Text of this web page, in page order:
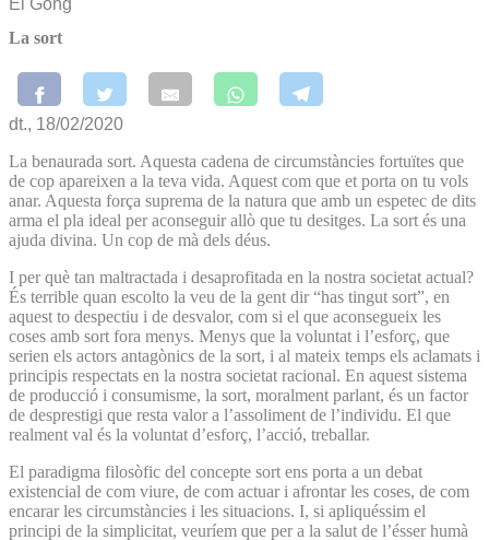
El Gong
La sort
dt., 18/02/2020
La benaurada sort. Aquesta cadena de circumstàncies fortuïtes que
de cop apareixen a la teva vida. Aquest com que et porta on tu vols
anar. Aquesta força suprema de la natura que amb un espetec de dits
arma el pla ideal per aconseguir allò que tu desitges. La sort és una
ajuda divina. Un cop de mà dels déus.
I per què tan maltractada i desaprofitada en la nostra societat actual?
És terrible quan escolto la veu de la gent dir “has tingut sort”, en
aquest to despectiu i de desvalor, com si el que aconsegueix les
coses amb sort fora menys. Menys que la voluntat i l’esforç, que
serien els actors antagònics de la sort, i al mateix temps els aclamats i
principis respectats en la nostra societat racional. En aquest sistema
de producció i consumisme, la sort, moralment parlant, és un factor
de desprestigi que resta valor a l’assoliment de l’individu. El que
realment val és la voluntat d’esforç, l’acció, treballar.
El paradigma filosòfic del concepte sort ens porta a un debat
existencial de com viure, de com actuar i afrontar les coses, de com
encarar les circumstàncies i les situacions. I, si apliquéssim el
principi de la simplicitat, veuríem que per a la salut de l’ésser humà